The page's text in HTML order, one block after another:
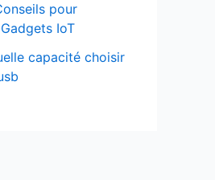
pour
IoT
capacité choisir